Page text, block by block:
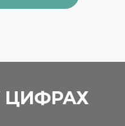
ЦИФРАХ